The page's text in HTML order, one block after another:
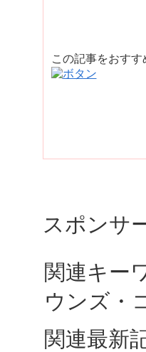
この記事をおす
スポンサ
関連キー
ウンズ・
関連最新